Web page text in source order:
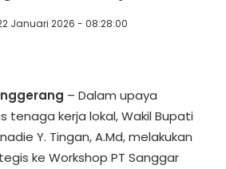
Januari 2026 - 08:28:00
– Dalam upaya
tenaga kerja lokal, Wakil Bupati
Y. Tingan, A.Md, melakukan
ke Workshop PT Sanggar